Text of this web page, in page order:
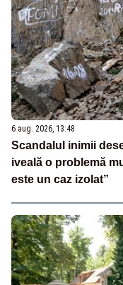
6 aug. 2026, 13:48
Scandalul inimii
iveală o problemă
este un caz izolat”